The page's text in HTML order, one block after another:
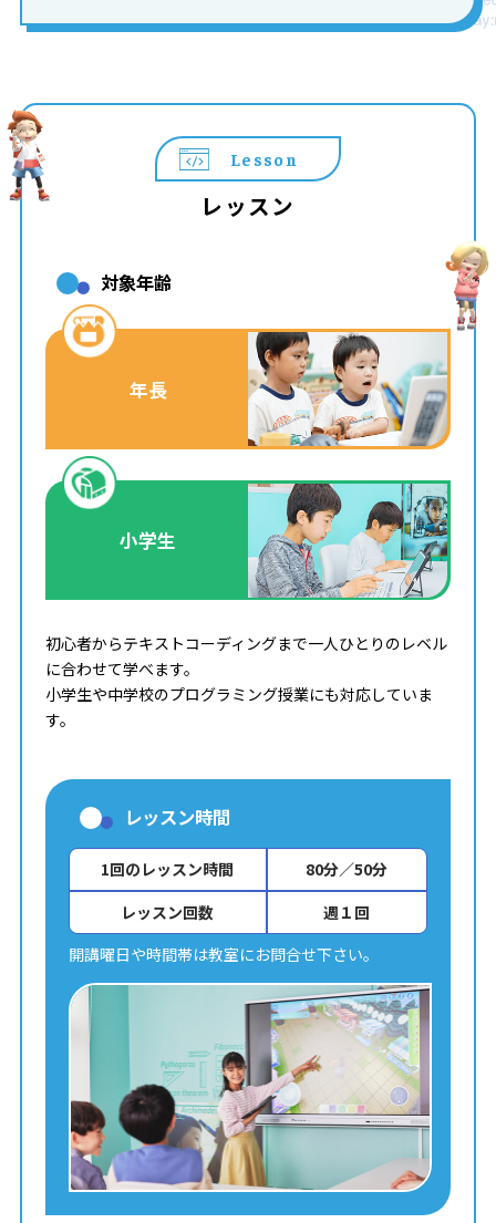
Lesson
レッスン
対象年齢
年長
小学生
初心者からテキストコーディングまで一人ひとりのレベル
に合わせて学べます。
小学生や中学校のプログラミング授業にも対応していま
す。
レッスン時間
1回のレッスン時間
80分／50分
レッスン回数
週１回
開講曜日や時間帯は教室にお問合せ下さい。